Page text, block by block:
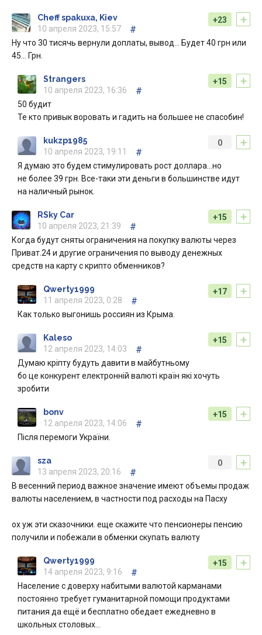
+
+23
Cheff spakuxa, Kiev
10 апреля 2023, 15:57
#
Ну что 30 тисячь вернули доплаты, вывод… Будет 40 грн или
45… Грн.
+
+15
Strangers
10 апреля 2023, 16:36
#
50 будит
Те кто привык воровать и гадить на большее не спасобин!
+
0
kukzp1985
10 апреля 2023, 19:11
#
Я думаю это будем стимулировать рост доллара…но
не более 39 грн. Все-таки эти деньги в большинстве идут
на наличный рынок.
+
+15
RSky Car
10 апреля 2023, 21:39
#
Когда будут сняты ограничения на покупку валюты через
Приват.24 и другие ограничения по выводу денежных
средств на карту с крипто обменников?
+
+17
Qwerty1999
11 апреля 2023, 0:28
#
Как только выгонишь россиян из Крыма.
+
+15
Kaleso
12 апреля 2023, 14:03
#
Думаю кріпту будуть давити в майбутньому
бо це конкурент електронній валюті країн які хочуть
зробити
+
+15
bonv
12 апреля 2023, 14:06
#
Після перемоги України.
+
0
sza
13 апреля 2023, 20:16
#
В весенний период важное значение имеют объемы продаж
валюты населением, в частности под расходы на Пасху
ох уж эти сказочники. еще скажите что пенсионеры пенсию
получили и побежали в обменки скупать валюту
+
+15
Qwerty1999
14 апреля 2023, 9:16
#
Население с доверху набитыми валютой карманами
постоянно требует гуманитарной помощи продуктами
питания да ещё и бесплатно обедает ежедневно в
школьных столовых…